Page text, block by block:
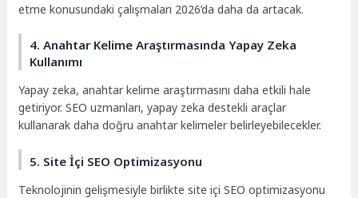
etme konusundaki çalışmaları 2026’da daha da artacak.
4. Anahtar Kelime Araştırmasında Yapay Zeka
Kullanımı
Yapay zeka, anahtar kelime araştırmasını daha etkili hale
getiriyor. SEO uzmanları, yapay zeka destekli araçlar
kullanarak daha doğru anahtar kelimeler belirleyebilecekler.
5. Site İçi SEO Optimizasyonu
Teknolojinin gelişmesiyle birlikte site içi SEO optimizasyonu